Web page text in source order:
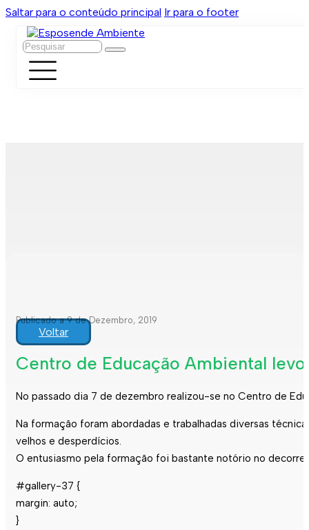
Saltar para o conteúdo principal Ir para o footer
Pesquisar
Publicado a 9 de Dezembro, 2019
Voltar
Centro de Educação Ambiental
No passado dia 7 de dezembro realizou-se no Centro de
Na formação foram abordadas e trabalhadas diversas
velhos e desperdícios.
O entusiasmo pela formação foi bastante notório no
#gallery-37 {
margin: auto;
}